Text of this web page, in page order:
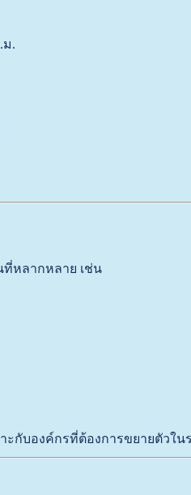
ม.
ที่หลากหลาย เช่น
กับองค์กรที่ต้องการขยายตัวใน